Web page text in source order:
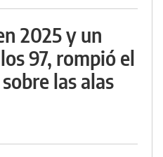
2025 y un
97, rompió el
las alas